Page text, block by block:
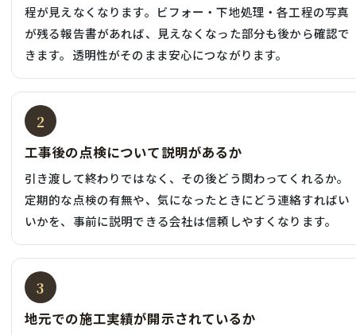
程が見えなくなります。ビフォー・下地処理・各工程の写真
が残る報告書があれば、見えなくなった部分も後から確認で
きます。透明性がそのまま安心につながります。
2
工事後の点検について説明があるか
引き渡して終わりではなく、その後どう関わってくれるか。
定期的な点検の有無や、気になったときにどう連絡すればい
いかを、事前に説明できる会社は信頼しやすくなります。
3
地元での施工実績が開示されているか